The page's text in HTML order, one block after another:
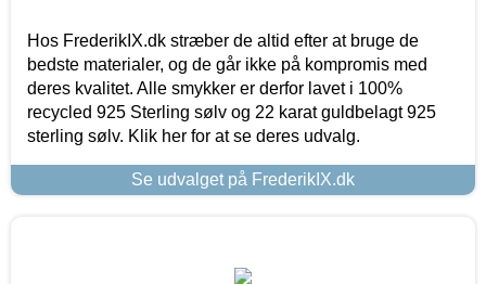
Hos FrederikIX.dk stræber de altid efter at bruge de
bedste materialer, og de går ikke på kompromis med
deres kvalitet. Alle smykker er derfor lavet i 100%
recycled 925 Sterling sølv og 22 karat guldbelagt 925
sterling sølv. Klik her for at se deres udvalg.
Se udvalget på FrederikIX.dk